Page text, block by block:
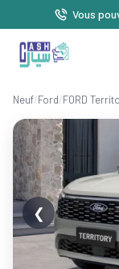
Vous
Neuf/Ford/FORD
❮